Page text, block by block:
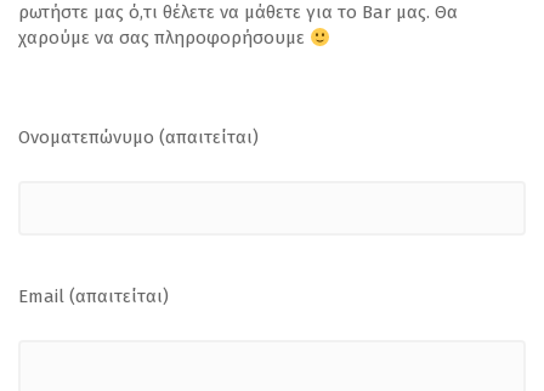
ρωτήστε μας ό,τι θέλετε να μάθετε για το Bar μας. Θα
χαρούμε να σας πληροφορήσουμε
Ονοματεπώνυμο (απαιτείται)
Email (απαιτείται)